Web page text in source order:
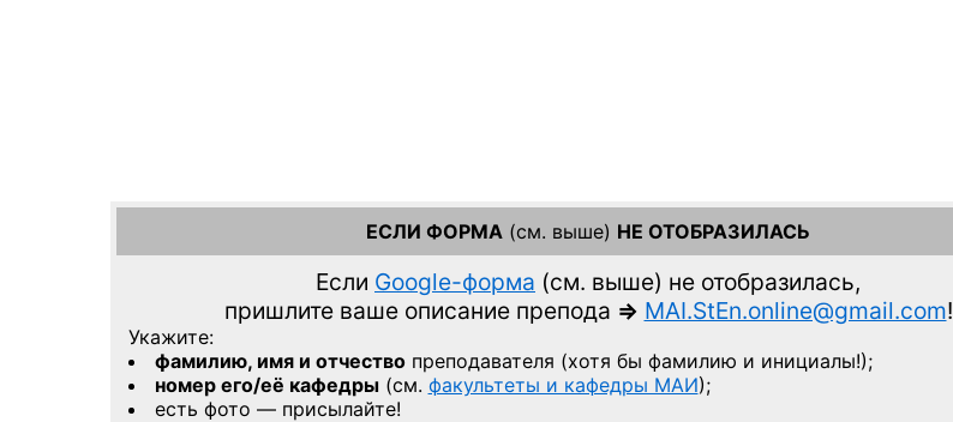
ЕСЛИ ФОРМА (см. выше) НЕ ОТОБРАЗИЛАСЬ
Если Google-форма (см. выше) не отобразилась,
пришлите ваше описание препода => MAI.StEn.online@gmail.com!
Укажите:
фамилию, имя и отчествопреподавателя (хотя бы фамилию и инициалы!);
номер его/её кафедры(см. факультеты и кафедры МАИ);
есть фото — присылайте!